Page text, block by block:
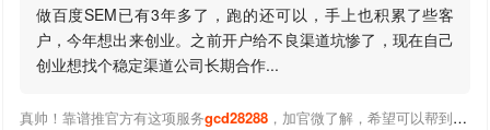
做百度SEM已有3年多了，跑的还可以，手上也积累了些客
户，今年想出来创业。之前开户给不良渠道坑惨了，现在自己
创业想找个稳定渠道公司长期合作...
真帅！靠谱推官方有这项服务gcd28288，加官微了解，希望可以帮到你！